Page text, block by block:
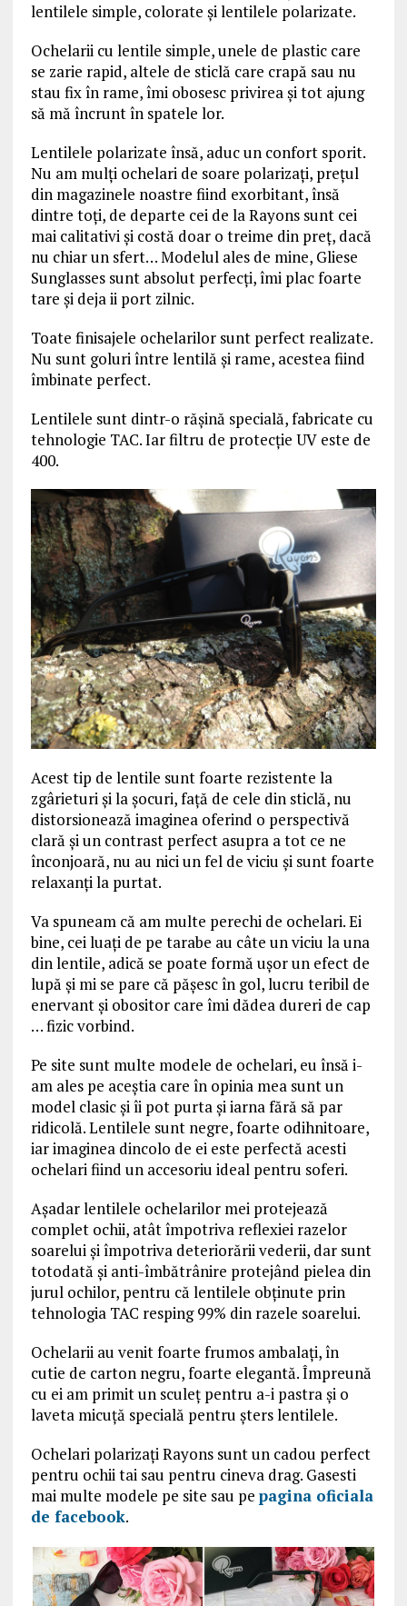
lentilele simple, colorate şi lentilele polarizate.
Ochelarii cu lentile simple, unele de plastic care
se zarie rapid, altele de sticlă care crapă sau nu
stau fix în rame, îmi obosesc privirea şi tot ajung
să mă încrunt în spatele lor.
Lentilele polarizate însă, aduc un confort sporit.
Nu am mulţi ochelari de soare polarizaţi, preţul
din magazinele noastre fiind exorbitant, însă
dintre toţi, de departe cei de la Rayons sunt cei
mai calitativi şi costă doar o treime din preţ, dacă
nu chiar un sfert… Modelul ales de mine, Gliese
Sunglasses sunt absolut perfecți, îmi plac foarte
tare și deja ii port zilnic.
Toate finisajele ochelarilor sunt perfect realizate.
Nu sunt goluri între lentilă şi rame, acestea fiind
îmbinate perfect.
Lentilele sunt dintr-o răşină specială, fabricate cu
tehnologie TAC. Iar filtru de protecție UV este de
400.
Acest tip de lentile sunt foarte rezistente la
zgârieturi şi la şocuri, faţă de cele din sticlă, nu
distorsionează imaginea oferind o perspectivă
clară şi un contrast perfect asupra a tot ce ne
înconjoară, nu au nici un fel de viciu şi sunt foarte
relaxanţi la purtat.
Va spuneam că am multe perechi de ochelari. Ei
bine, cei luaţi de pe tarabe au câte un viciu la una
din lentile, adică se poate formă uşor un efect de
lupă şi mi se pare că păşesc în gol, lucru teribil de
enervant şi obositor care îmi dădea dureri de cap
… fizic vorbind.
Pe site sunt multe modele de ochelari, eu însă i-
am ales pe aceştia care în opinia mea sunt un
model clasic şi îi pot purta şi iarna fără să par
ridicolă. Lentilele sunt negre, foarte odihnitoare,
iar imaginea dincolo de ei este perfectă acesti
ochelari fiind un accesoriu ideal pentru soferi.
Aşadar lentilele ochelarilor mei protejează
complet ochii, atât împotriva reflexiei razelor
soarelui şi împotriva deteriorării vederii, dar sunt
totodată şi anti-îmbătrânire protejând pielea din
jurul ochilor, pentru că lentilele obţinute prin
tehnologia TAC resping 99% din razele soarelui.
Ochelarii au venit foarte frumos ambalați, în
cutie de carton negru, foarte elegantă. Împreună
cu ei am primit un sculeţ pentru a-i pastra și o
laveta micuţă specială pentru șters lentilele.
Ochelari polarizaţi Rayons sunt un cadou perfect
pentru ochii tai sau pentru cineva drag. Gasesti
mai multe modele pe site sau pe pagina oficiala
de facebook.